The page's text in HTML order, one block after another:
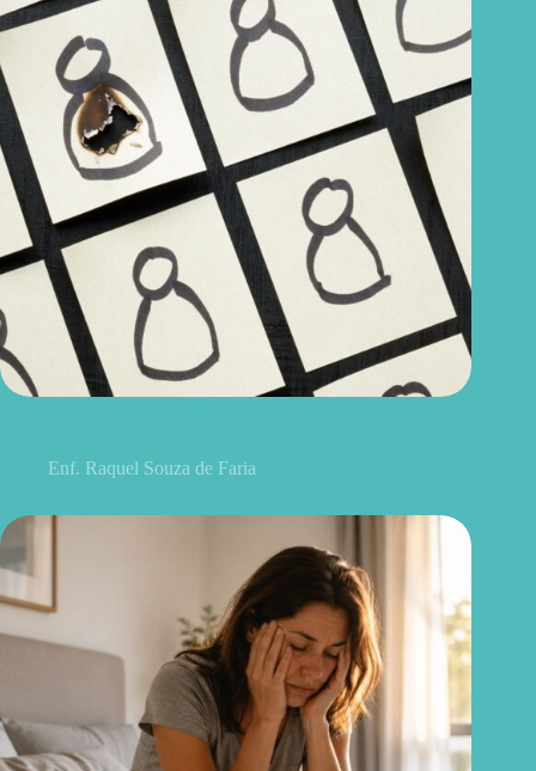
Enf. Raquel Souza de Faria